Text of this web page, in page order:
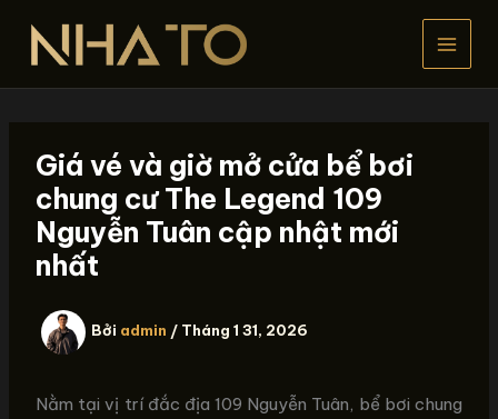
dung
Giá vé và giờ mở cửa bể bơi
chung cư The Legend 109
Nguyễn Tuân cập nhật mới
nhất
Bởi admin / Tháng 1 31, 2026
Nằm tại vị trí đắc địa 109 Nguyễn Tuân, bể bơi chung